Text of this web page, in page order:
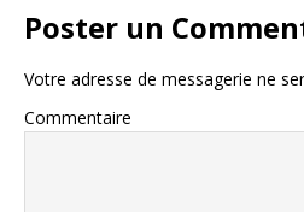
Poster un
Votre adresse de messagerie ne
Commentaire